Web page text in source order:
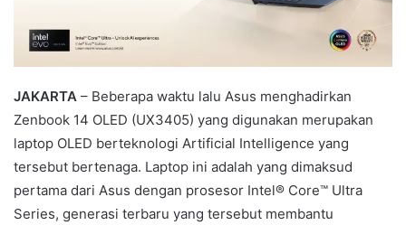
JAKARTA – Beberapa waktu lalu Asus menghadirkan
Zenbook 14 OLED (UX3405) yang digunakan merupakan
laptop OLED berteknologi Artificial Intelligence yang
tersebut bertenaga. Laptop ini adalah yang dimaksud
pertama dari Asus dengan prosesor Intel® Core™ Ultra
Series, generasi terbaru yang tersebut membantu